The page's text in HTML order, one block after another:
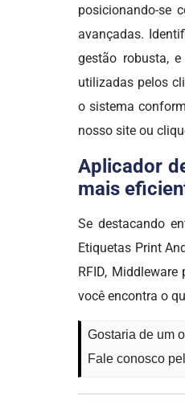
posicionando-se
avançadas.
gestão robusta,
utilizadas pelos
o sistema
nosso site ou
Aplicador
mais
Se destacando
Etiquetas Print
RFID,
você encontra o
Gostaria de um
Fale conosco